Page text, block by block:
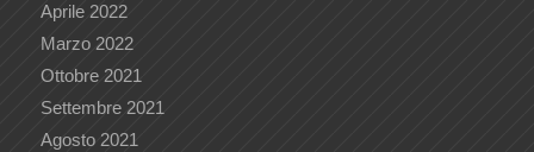
Aprile 2022
Marzo 2022
Ottobre 2021
Settembre 2021
Agosto 2021